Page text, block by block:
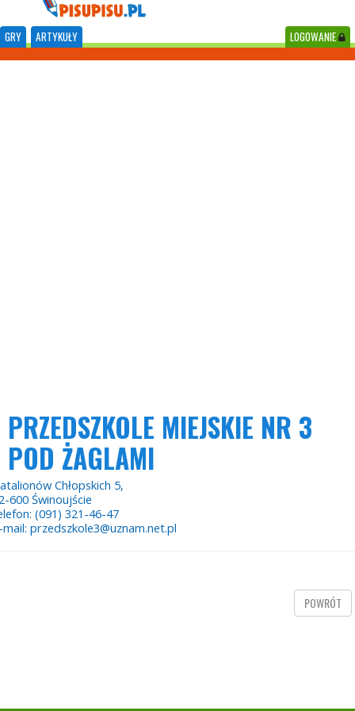
GRY ARTYKUŁY LOGOWANIE
PRZEDSZKOLE MIEJSKIE NR 3
POD ŻAGLAMI
Chłopskich 5,
600 Świnoujście
(091) 321-46-47
przedszkole3@uznam.net.pl
POWRÓT